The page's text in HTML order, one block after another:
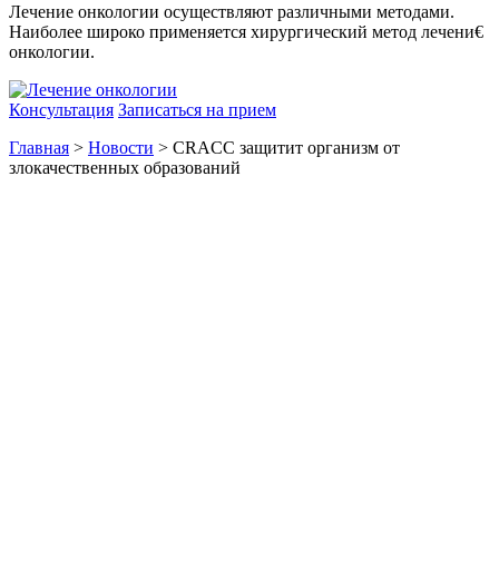
Лечение онкологии осуществляют различными методами.
Наиболее широко применяется хирургический метод лечени€
онкологии.
Консультация Записаться на прием
Главная > Новости > CRACC защитит организм от
злокачественных образований